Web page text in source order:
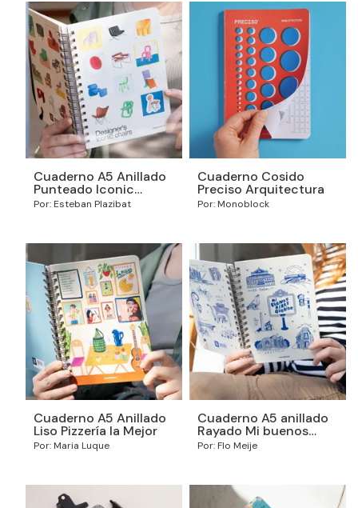
Cuaderno A5 Anillado
Punteado Iconic
Chairs
Por: Esteban Plazibat
Cuaderno Cosido
Preciso Arquitectura
Por: Monoblock
Cuaderno A5 Anillado
Liso Pizzería la Mejor
Por: Maria Luque
Cuaderno A5 anillado
Rayado Mi buenos
aires querido
Por: Flo Meije